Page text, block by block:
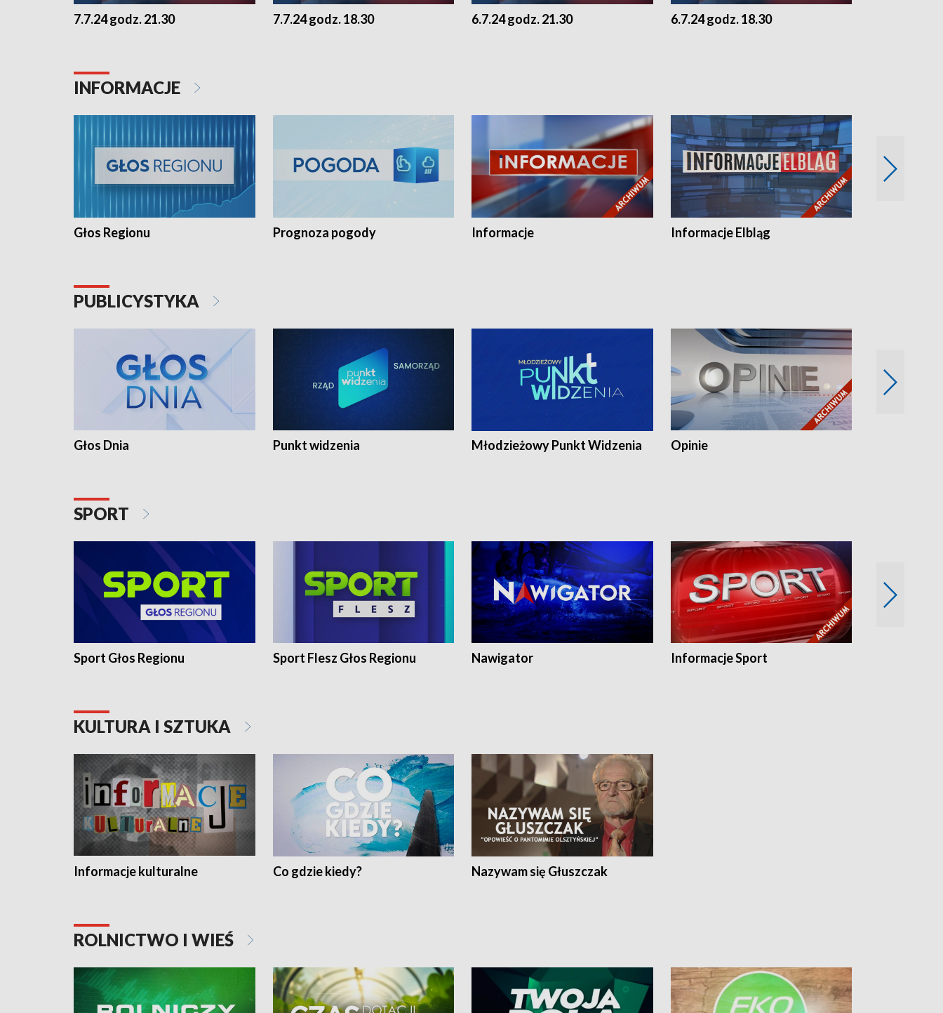
7.7.24 godz. 21.30 7.7.24 godz. 18.30 6.7.24 godz. 21.30 6.7.24 godz. 18.30
INFORMACJE
Głos Regionu Prognoza pogody Informacje Informacje Elbląg
PUBLICYSTYKA
Głos Dnia Punkt widzenia Młodzieżowy Punkt Widzenia Opinie
SPORT
Sport Głos Regionu Sport Flesz Głos Regionu Nawigator Informacje Sport
KULTURA I SZTUKA
Informacje kulturalne Co gdzie kiedy? Nazywam się Głuszczak
ROLNICTWO I WIEŚ